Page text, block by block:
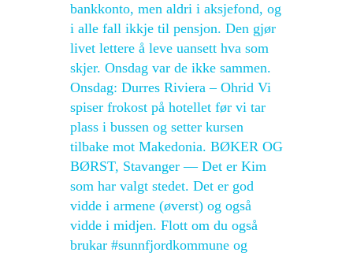
bankkonto, men aldri i aksjefond, og
i alle fall ikkje til pensjon. Den gjør
livet lettere å leve uansett hva som
skjer. Onsdag var de ikke sammen.
Onsdag: Durres Riviera – Ohrid Vi
spiser frokost på hotellet før vi tar
plass i bussen og setter kursen
tilbake mot Makedonia. BØKER OG
BØRST, Stavanger — Det er Kim
som har valgt stedet. Det er god
vidde i armene (øverst) og også
vidde i midjen. Flott om du også
brukar #sunnfjordkommune og